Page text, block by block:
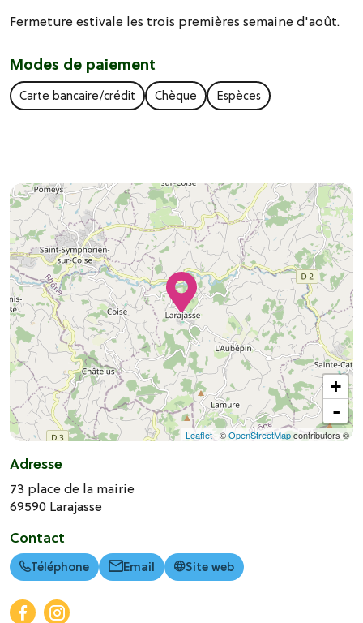
Fermeture estivale les trois premières semaine d'août.
Modes de paiement
Carte bancaire/crédit Chèque Espèces
+
-
Leaflet | ©OpenStreetMapcontributors ©
Adresse
73 place de la mairie
69590 Larajasse
Contact
Téléphone Email Site web